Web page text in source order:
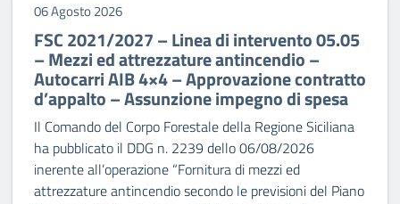
06 Agosto 2026
FSC 2021/2027 – Linea di intervento 05.05
– Mezzi ed attrezzature antincendio –
Autocarri AIB 4×4 – Approvazione contratto
d’appalto – Assunzione impegno di spesa
Il Comando del Corpo Forestale della Regione Siciliana
ha pubblicato il DDG n. 2239 dello 06/08/2026
inerente all’operazione “Fornitura di mezzi ed
attrezzature antincendio secondo le previsioni del Piano